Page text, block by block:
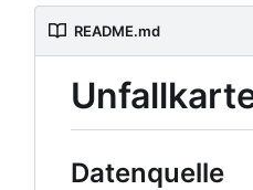
README.md
Datenquelle